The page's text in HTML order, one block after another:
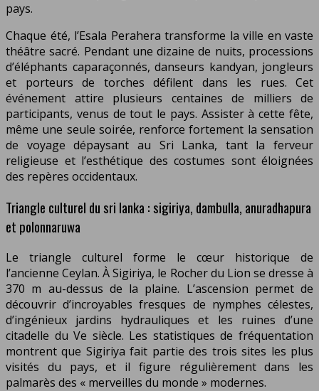
pays.
Chaque été, l’Esala Perahera transforme la ville en vaste
théâtre sacré. Pendant une dizaine de nuits, processions
d’éléphants caparaçonnés, danseurs kandyan, jongleurs
et porteurs de torches défilent dans les rues. Cet
événement attire plusieurs centaines de milliers de
participants, venus de tout le pays. Assister à cette fête,
même une seule soirée, renforce fortement la sensation
de voyage dépaysant au Sri Lanka, tant la ferveur
religieuse et l’esthétique des costumes sont éloignées
des repères occidentaux.
Triangle culturel du sri lanka : sigiriya, dambulla, anuradhapura
et polonnaruwa
Le triangle culturel forme le cœur historique de
l’ancienne Ceylan. À Sigiriya, le Rocher du Lion se dresse à
370 m au-dessus de la plaine. L’ascension permet de
découvrir d’incroyables fresques de nymphes célestes,
d’ingénieux jardins hydrauliques et les ruines d’une
citadelle du Ve siècle. Les statistiques de fréquentation
montrent que Sigiriya fait partie des trois sites les plus
visités du pays, et il figure régulièrement dans les
palmarès des « merveilles du monde » modernes.